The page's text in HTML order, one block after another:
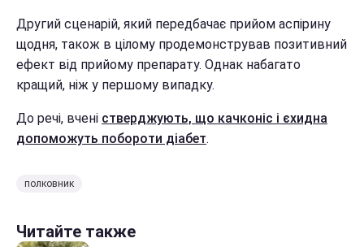
Другий сценарій, який передбачає прийом аспірину
щодня, також в цілому продемонстрував позитивний
ефект від прийому препарату. Однак набагато
кращий, ніж у першому випадку.
До речі, вчені стверджують, що качконіс і єхидна
допоможуть побороти діабет.
полковник
Читайте также